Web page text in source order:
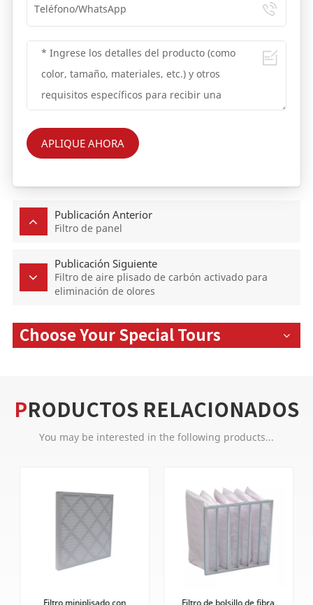
APLIQUE AHORA
Publicación Anterior
Filtro de panel
Publicación Siguiente
Filtro de aire plisado de carbón activado para
eliminación de olores
Choose Your Special Tours
PRODUCTOS RELACIONADOS
You may be interested in the following products...
Filtro miniplisado con
Filtro de bolsillo de fibra